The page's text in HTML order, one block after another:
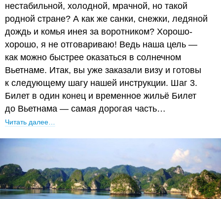
нестабильной, холодной, мрачной, но такой
родной стране? А как же санки, снежки, ледяной
дождь и комья инея за воротником? Хорошо-
хорошо, я не отговариваю! Ведь наша цель —
как можно быстрее оказаться в солнечном
Вьетнаме. Итак, вы уже заказали визу и готовы
к следующему шагу нашей инструкции. Шаг 3.
Билет в один конец и временное жильё Билет
до Вьетнама — самая дорогая часть…
Читать далее…